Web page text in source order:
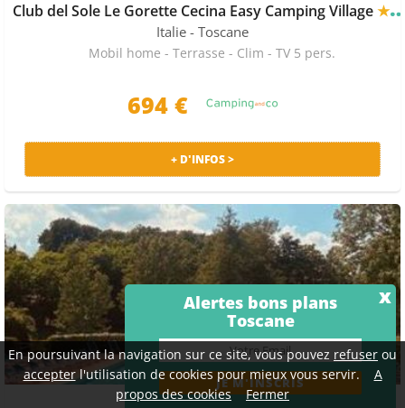
Club del Sole Le Gorette Cecina Easy Camping Village★★★
Italie - Toscane
Mobil home - Terrasse - Clim - TV 5 pers.
694 €
+ D'INFOS >
Alertes bons plans
Toscane
x
En poursuivant la navigation sur ce site, vous pouvez refuser ou
accepterl'utilisation de cookies pour mieux vous servir.
A
propos des cookies
Fermer